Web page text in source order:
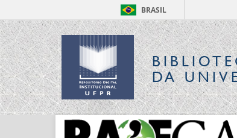
BRASIL
DA